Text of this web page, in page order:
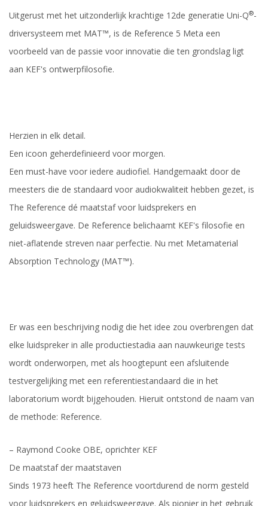
Uitgerust met het uitzonderlijk krachtige 12de generatie Uni-Q®-
driversysteem met MAT™, is de Reference 5 Meta een
voorbeeld van de passie voor innovatie die ten grondslag ligt
aan KEF's ontwerpfilosofie.
Herzien in elk detail.
​​​​​​​Een icoon geherdefinieerd voor morgen.
Een must-have voor iedere audiofiel. Handgemaakt door de
meesters die de standaard voor audiokwaliteit hebben gezet, is
The Reference dé maatstaf voor luidsprekers en
geluidsweergave. De Reference belichaamt KEF's filosofie en
niet-aflatende streven naar perfectie. Nu met Metamaterial
Absorption Technology (MAT™).
Er was een beschrijving nodig die het idee zou overbrengen dat
elke luidspreker in alle productiestadia aan nauwkeurige tests
wordt onderworpen, met als hoogtepunt een afsluitende
testvergelijking met een referentiestandaard die in het
laboratorium wordt bijgehouden. Hieruit ontstond de naam van
de methode: Reference.
– Raymond Cooke OBE, oprichter KEF
De maatstaf der maatstaven
Sinds 1973 heeft The Reference voortdurend de norm gesteld
voor luidsprekers en geluidsweergave. Als pionier in het gebruik